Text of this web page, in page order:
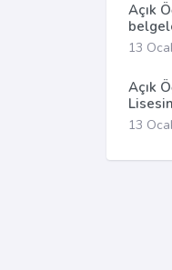
Açık
13
Açık
13